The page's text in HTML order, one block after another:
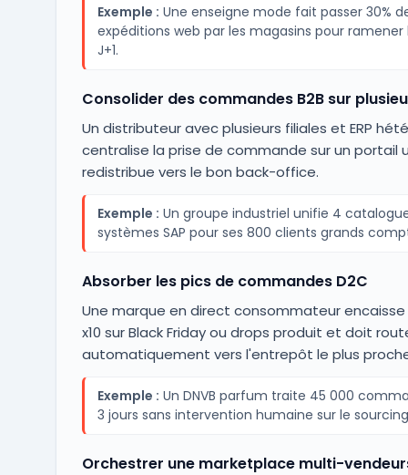
Exemple : Une enseigne mode fait passer 30%
expéditions web par les magasins pour ramener
J+1.
Consolider des commandes B2B sur
Un distributeur avec plusieurs filiales et ERP
centralise la prise de commande sur un portail
redistribue vers le bon back-office.
Exemple : Un groupe industriel unifie 4
systèmes SAP pour ses 800 clients grands
Absorber les pics de commandes D2C
Une marque en direct consommateur
x10 sur Black Friday ou drops produit et doit
automatiquement vers l'entrepôt le plus
Exemple : Un DNVB parfum traite 45 000
3 jours sans intervention humaine sur le
Orchestrer une marketplace multi-